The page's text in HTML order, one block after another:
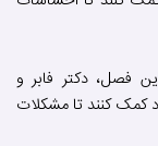
فصل، دکتر فابر و
کمک کنند تا مشکلات